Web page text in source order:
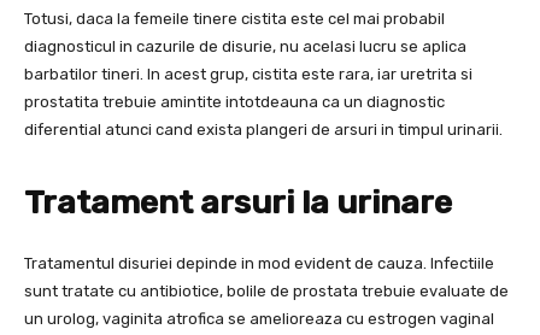
Totusi, daca la femeile tinere cistita este cel mai probabil
diagnosticul in cazurile de disurie, nu acelasi lucru se aplica
barbatilor tineri. In acest grup, cistita este rara, iar uretrita si
prostatita trebuie amintite intotdeauna ca un diagnostic
diferential atunci cand exista plangeri de arsuri in timpul urinarii.
Tratament arsuri la urinare
Tratamentul disuriei depinde in mod evident de cauza. Infectiile
sunt tratate cu antibiotice, bolile de prostata trebuie evaluate de
un urolog, vaginita atrofica se amelioreaza cu estrogen vaginal